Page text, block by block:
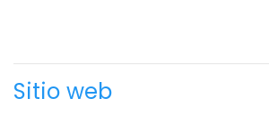
Sitio web